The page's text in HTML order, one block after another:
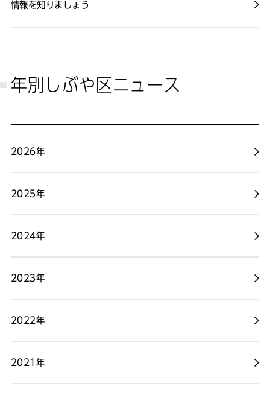
情報を知りましょう
年別しぶや区ニュース
2026年
2025年
2024年
2023年
2022年
2021年